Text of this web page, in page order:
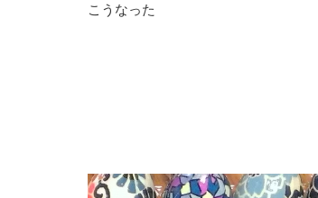
こうなった